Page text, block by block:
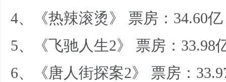
4、《热辣滚烫》 票房：34.60亿
5、《飞驰人生2》 票房：33.98
6、《唐人街探案2》 票房：